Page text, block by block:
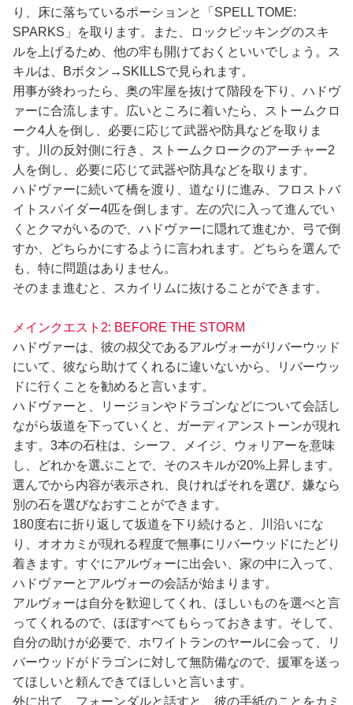
り、床に落ちているポーションと「SPELL TOME:
SPARKS」を取ります。また、ロックピッキングのスキ
ルを上げるため、他の牢も開けておくといいでしょう。ス
キルは、Bボタン→SKILLSで見られます。
用事が終わったら、奥の牢屋を抜けて階段を下り、ハドヴ
ァーに合流します。広いところに着いたら、ストームクロ
ーク4人を倒し、必要に応じて武器や防具などを取りま
す。川の反対側に行き、ストームクロークのアーチャー2
人を倒し、必要に応じて武器や防具などを取ります。
ハドヴァーに続いて橋を渡り、道なりに進み、フロストバ
イトスパイダー4匹を倒します。左の穴に入って進んでい
くとクマがいるので、ハドヴァーに隠れて進むか、弓で倒
すか、どちらかにするように言われます。どちらを選んで
も、特に問題はありません。
そのまま進むと、スカイリムに抜けることができます。
メインクエスト2: BEFORE THE STORM
ハドヴァーは、彼の叔父であるアルヴォーがリバーウッド
にいて、彼なら助けてくれるに違いないから、リバーウッ
ドに行くことを勧めると言います。
ハドヴァーと、リージョンやドラゴンなどについて会話し
ながら坂道を下っていくと、ガーディアンストーンが現れ
ます。3本の石柱は、シーフ、メイジ、ウォリアーを意味
し、どれかを選ぶことで、そのスキルが20%上昇します。
選んでから内容が表示され、良ければそれを選び、嫌なら
別の石を選びなおすことができます。
180度右に折り返して坂道を下り続けると、川沿いにな
り、オオカミが現れる程度で無事にリバーウッドにたどり
着きます。すぐにアルヴォーに出会い、家の中に入って、
ハドヴァーとアルヴォーの会話が始まります。
アルヴォーは自分を歓迎してくれ、ほしいものを選べと言
ってくれるので、ほぼすべてもらっておきます。そして、
自分の助けが必要で、ホワイトランのヤールに会って、リ
バーウッドがドラゴンに対して無防備なので、援軍を送っ
てほしいと頼んできてほしいと言います。
外に出て、フォーンダルと話すと、彼の手紙のことをカミ